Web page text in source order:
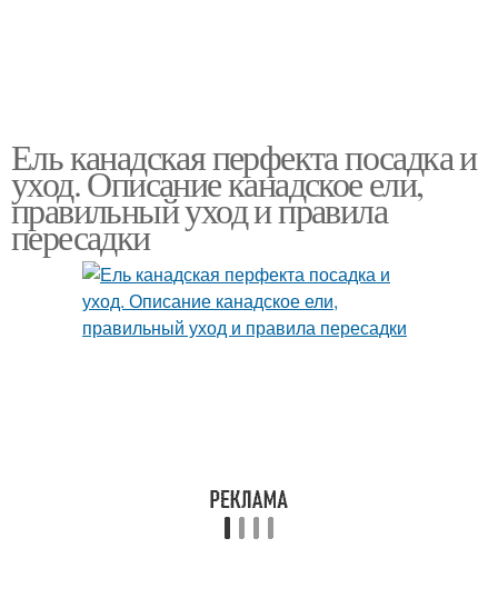
Ель канадская перфекта посадка и
уход. Описание канадское ели,
правильный уход и правила
пересадки